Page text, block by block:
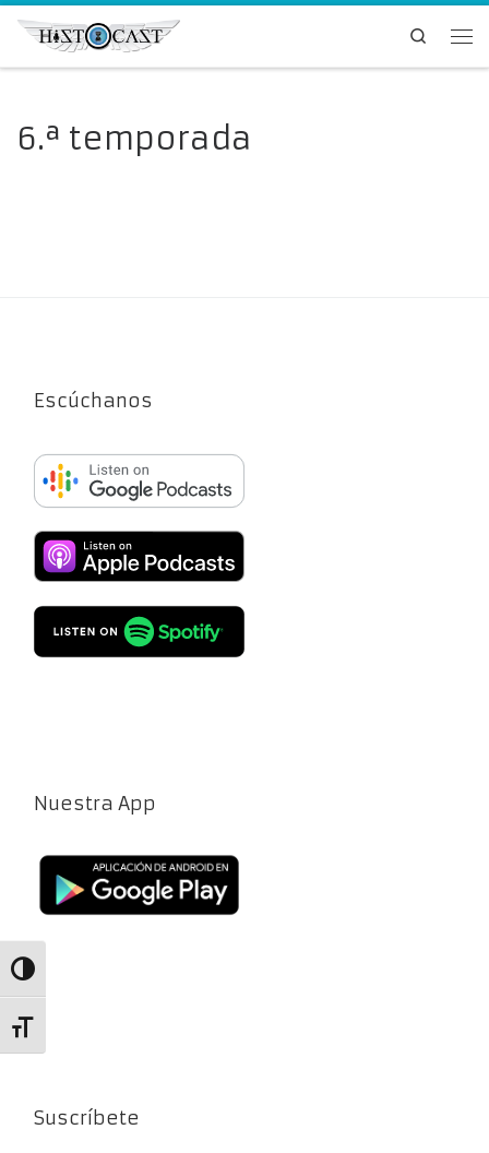
Alternar alto contraste
Alternar tamaño de letra
Saltar al contenido
Search
6.ª temporada
Escúchanos
Nuestra App
Suscríbete